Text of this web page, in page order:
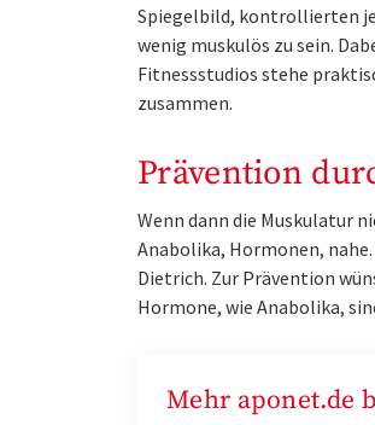
Spiegelbild, kontrollierten
wenig muskulös zu sein.
Fitnessstudios stehe
zusammen.
Prävention
Wenn dann die Muskulatur
Anabolika, Hormonen,
Dietrich. Zur Prävention
Hormone, wie Anabolika,
Mehr aponet.de